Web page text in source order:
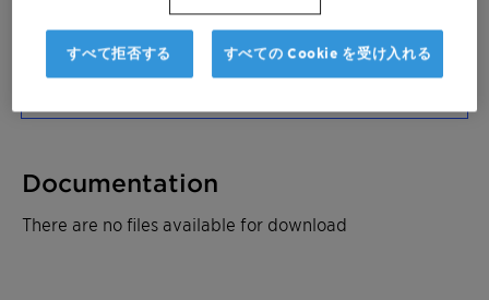
Documentation
There are no files available for download
すべて拒否する すべての Cookie を受け入れる